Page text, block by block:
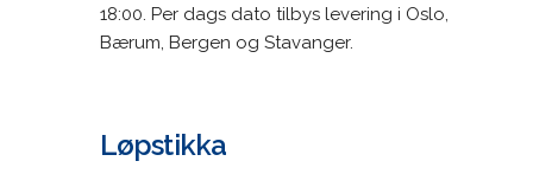
18:00. Per dags dato tilbys levering i Oslo,
Bærum, Bergen og Stavanger.
Løpstikka